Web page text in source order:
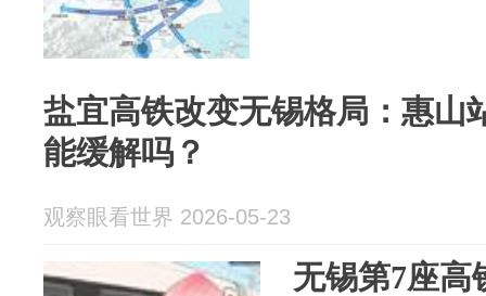
盐宜高铁改变无锡格局：惠山
能缓解吗？
观察眼看世界 2026-05-23
无锡第7座高